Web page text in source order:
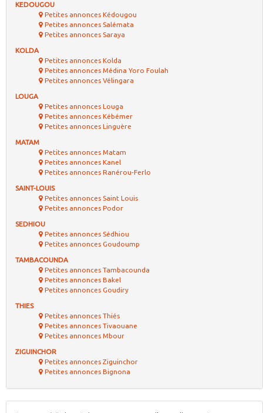
KEDOUGOU
Petites annonces Kédougou
Petites annonces Salémata
Petites annonces Saraya
KOLDA
Petites annonces Kolda
Petites annonces Médina Yoro Foulah
Petites annonces Vélingara
LOUGA
Petites annonces Louga
Petites annonces Kébémer
Petites annonces Linguère
MATAM
Petites annonces Matam
Petites annonces Kanel
Petites annonces Ranérou-Ferlo
SAINT-LOUIS
Petites annonces Saint Louis
Petites annonces Podor
SEDHIOU
Petites annonces Sédhiou
Petites annonces Goudoump
TAMBACOUNDA
Petites annonces Tambacounda
Petites annonces Bakel
Petites annonces Goudiry
THIES
Petites annonces Thiés
Petites annonces Tivaouane
Petites annonces Mbour
ZIGUINCHOR
Petites annonces Ziguinchor
Petites annonces Bignona